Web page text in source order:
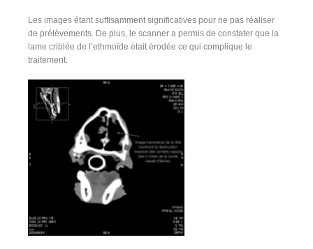
Les images étant suffisamment significatives pour ne pas réaliser
de prélèvements. De plus, le scanner a permis de constater que la
lame criblée de l’ethmoïde était érodée ce qui complique le
traitement.